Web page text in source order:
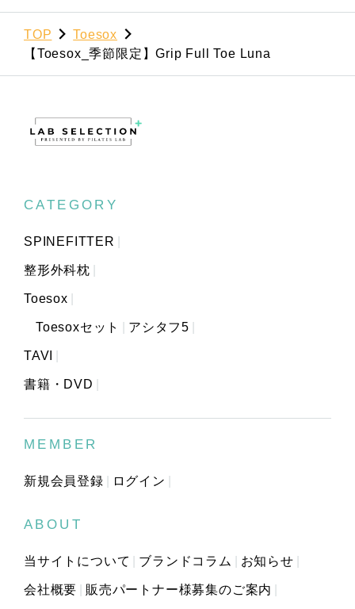
TOP
Toesox
【Toesox_季節限定】Grip Full Toe Luna
CATEGORY
SPINEFITTER
整形外科枕
Toesox
Toesoxセット アシタフ5
TAVI
書籍・DVD
MEMBER
新規会員登録 ログイン
ABOUT
当サイトについて ブランドコラム お知らせ
会社概要 販売パートナー様募集のご案内